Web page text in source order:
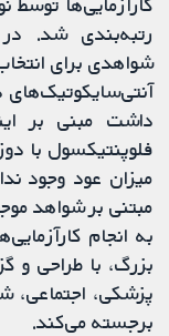
رتبه‌بندی شد.
شواهدی برای
آنتی‌سایکوتیک‌های
داشت مبنی بر
فلوپنتیکسول با
میزان عود وجود
مبتنی بر شواهد
به انجام
بزرگ، با طراحی و
پزشکی، اجتماعی،
برجسته می‌کند.